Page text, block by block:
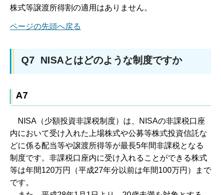
株式等譲渡所得割の適用はありません。
ページの先頭へ戻る
Q7 NISAとはどのような制度ですか
A7
NISA（少額投資非課税制度）は、NISAの非課税口座
内において受け入れた上場株式や公募等株式投資信託な
どに係る配当等や譲渡所得等が最長5年間非課税となる
制度です。非課税口座内に受け入れることができる株式
等は年間120万円（平成27年分以前は年間100万円）まで
です。